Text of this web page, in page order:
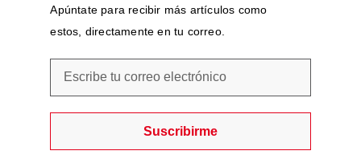
Apúntate para recibir más artículos como
estos, directamente en tu correo.
Suscribirme